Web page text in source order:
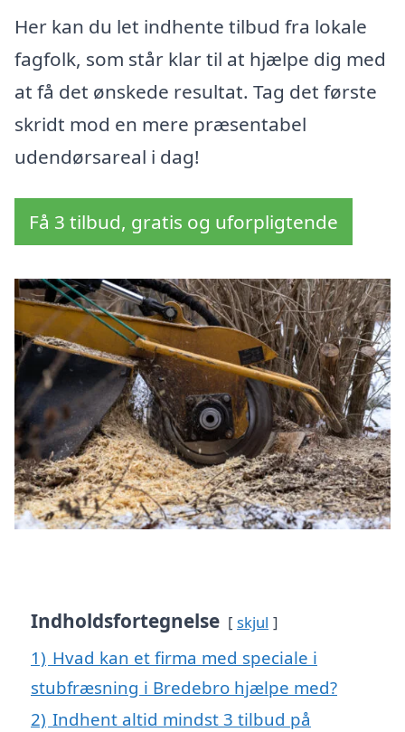
Her kan du let indhente tilbud fra lokale
fagfolk, som står klar til at hjælpe dig med
at få det ønskede resultat. Tag det første
skridt mod en mere præsentabel
udendørsareal i dag!
Få 3 tilbud, gratis og uforpligtende
Indholdsfortegnelse skjul
1) Hvad kan et firma med speciale i
stubfræsning i Bredebro hjælpe med?
2) Indhent altid mindst 3 tilbud på